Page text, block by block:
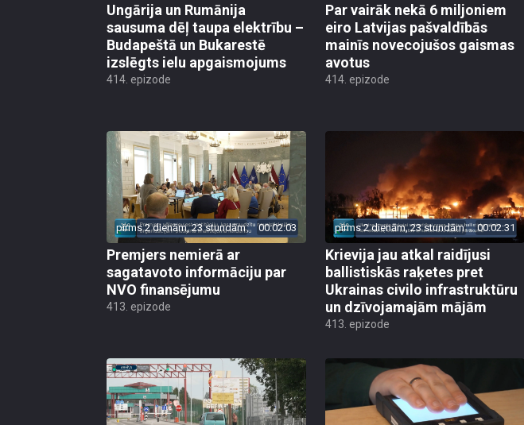
Ungārija un Rumānija
sausuma dēļ taupa elektrību –
Budapeštā un Bukarestē
izslēgts ielu apgaismojums
414. epizode
Par vairāk nekā 6 miljoniem
eiro Latvijas pašvaldībās
mainīs novecojušos gaismas
avotus
414. epizode
pirms 2 dienām, 23 stundām 00:02:03
Premjers nemierā ar
sagatavoto informāciju par
NVO finansējumu
413. epizode
pirms 2 dienām, 23 stundām 00:02:31
Krievija jau atkal raidījusi
ballistiskās raķetes pret
Ukrainas civilo infrastruktūru
un dzīvojamajām mājām
413. epizode